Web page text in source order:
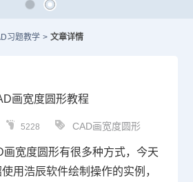
习题教学 > 文章详情
画宽度圆形教程
5228 CAD画宽度圆形
画宽度圆形有很多种方式，今天
用浩辰软件绘制操作的实例，